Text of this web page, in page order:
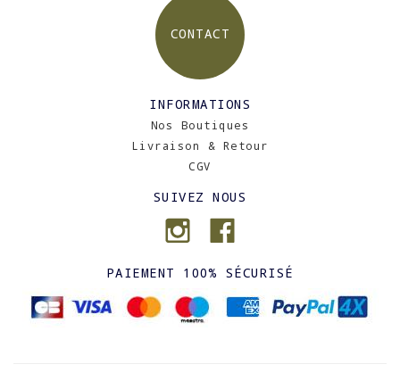
CONTACT
INFORMATIONS
Nos Boutiques
Livraison & Retour
CGV
SUIVEZ NOUS
PAIEMENT 100% SÉCURISÉ